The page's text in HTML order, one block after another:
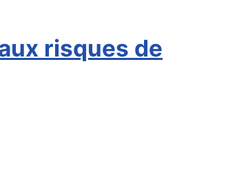
risques de